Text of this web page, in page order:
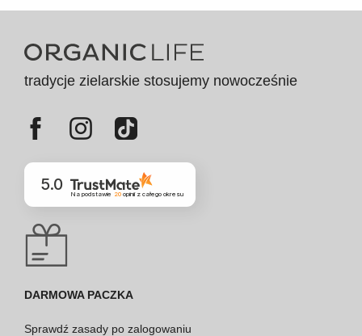
tradycje zielarskie stosujemy nowocześnie
5.0
Na podstawie 20opinii z całego okresu
DARMOWA PACZKA
Sprawdź zasady po zalogowaniu